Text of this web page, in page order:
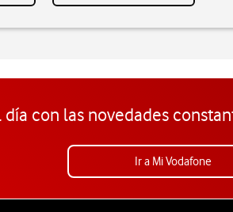
día con las novedades
Ir a Mi Vodafone